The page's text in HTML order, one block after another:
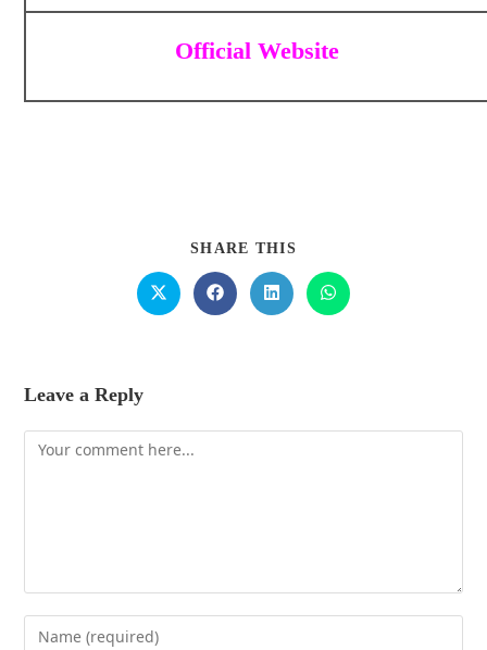
Official Website
SHARE THIS
Leave a Reply